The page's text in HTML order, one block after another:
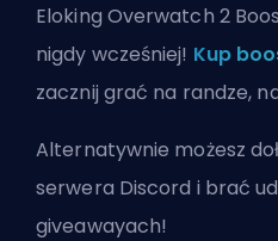
Eloking Overwatch 2
nigdy wcześniej! Kup
zacznij grać na randze,
Alternatywnie możesz
serwera Discord i brać
giveawayach!